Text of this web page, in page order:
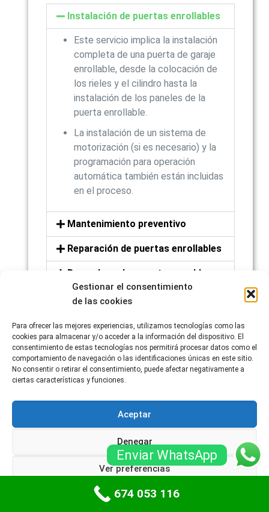
Gestionar el consentimiento
de las cookies
Para ofrecer las mejores experiencias, utilizamos tecnologías como las
cookies para almacenar y/o acceder a la información del dispositivo. El
consentimiento de estas tecnologías nos permitirá procesar datos como el
comportamiento de navegación o las identificaciones únicas en este sitio.
No consentir o retirar el consentimiento, puede afectar negativamente a
ciertas características y funciones.
Aceptar
Denegar
Ver preferencias
Política de cookiesPolíticas de privacidad
Instalación de puertas enrollables
Este servicio implica la instalación
completa de una puerta de garaje
enrollable, desde la colocación de
los rieles y el cilindro hasta la
instalación de los paneles de la
puerta enrollable.
La instalación de un sistema de
motorización (si es necesario) y la
programación para operación
automática también están incluidas
en el proceso.
Mantenimiento preventivo
Reparación de puertas enrollables
Reemplazo de resortes y cables
Actualizaciones y mejoras
Ajustes y alineación
Servicios de emergencia
Asesoramiento y
recomendaciones
Enviar WhatsApp
674 053 116